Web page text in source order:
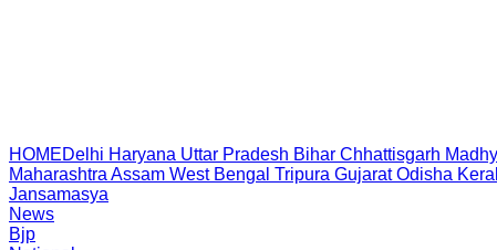
HOMEDelhi Haryana Uttar Pradesh Bihar Chhattisgarh
Maharashtra Assam West Bengal Tripura Gujarat Odisha
Jansamasya
News
Bjp